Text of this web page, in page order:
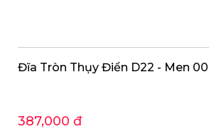
Đĩa Tròn Thụy Điển D22 - Men
387,000 đ